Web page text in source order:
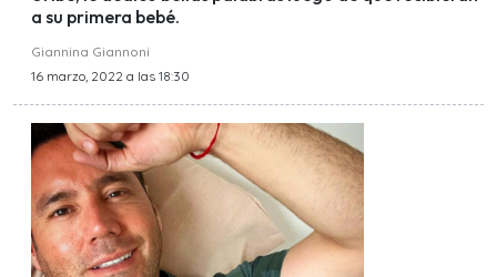
a su primera bebé.
Giannina Giannoni
16 marzo, 2022 a las 18:30